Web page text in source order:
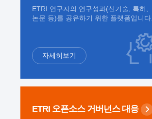
ETRI 연구자의 연구성과(신기술, 특허,
논문 등)를 공유하기 위한 플랫폼입니다.
자세히보기
ETRI 오픈소스 거버넌스 대응